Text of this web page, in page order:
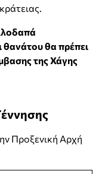
θανάτου θα πρέπει
της Χάγης
Προξενική Αρχή